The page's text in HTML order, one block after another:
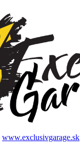
www.exclusivgarage.sk